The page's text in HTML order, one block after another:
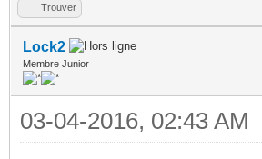
Trouver
Lock2
Membre Junior
03-04-2016, 02:43 AM